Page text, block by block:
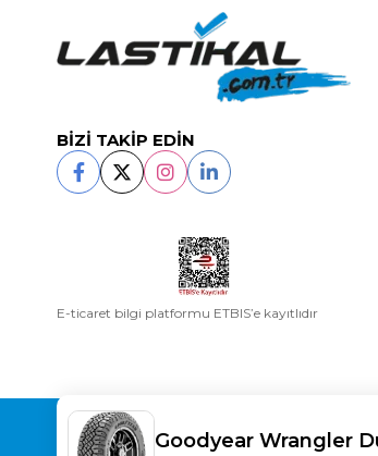
BİZİ TAKİP EDİN
E-ticaret bilgi platformu ETBIS’e kayıtlıdır
Copyright© 2025 LASTİKAL All rights reserved.
Goodyear Wrangler